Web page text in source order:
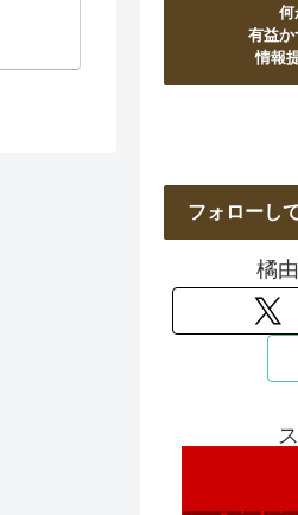
何
有益か
情報
フォローし
橘